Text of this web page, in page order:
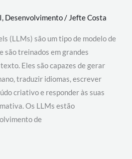
, Desenvolvimento/ Jefte Costa
(LLMs) são um tipo de modelo de
são treinados em grandes
Eles são capazes de gerar
traduzir idiomas, escrever
criativo e responder às suas
Os LLMs estão
de